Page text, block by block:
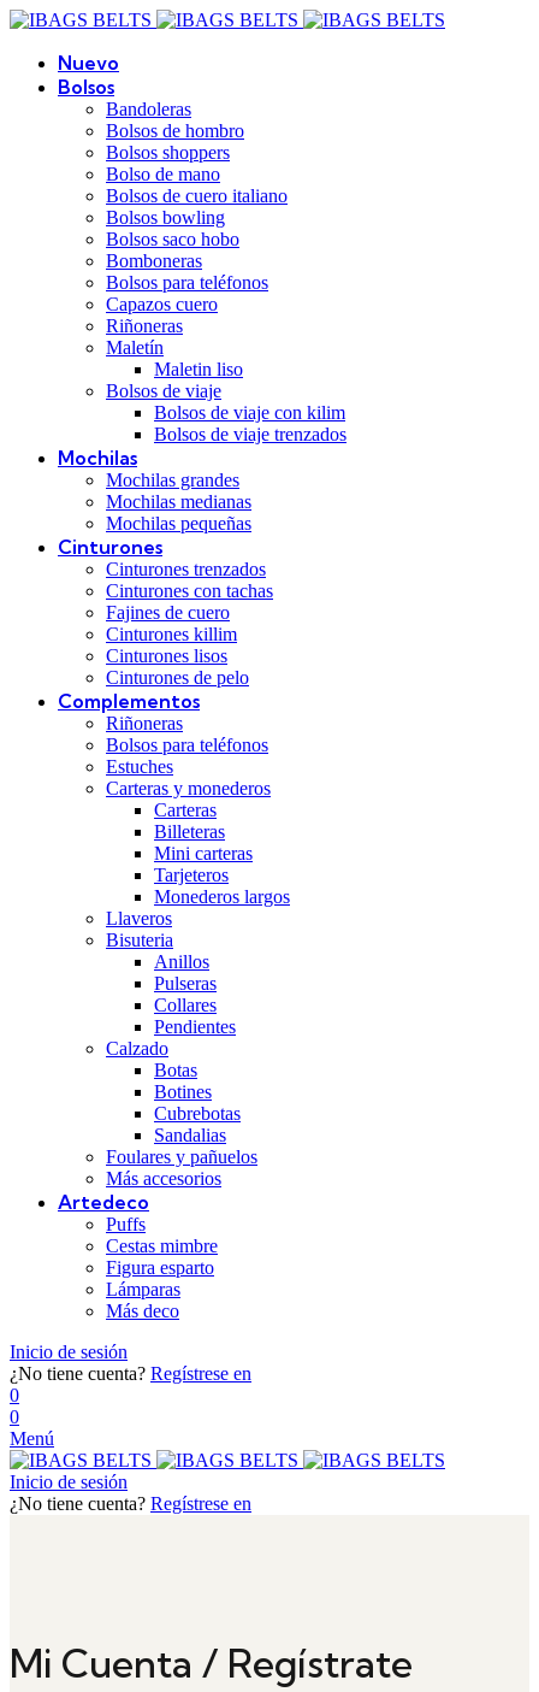
Nuevo
Bolsos
Bandoleras
Bolsos de hombro
Bolsos shoppers
Bolso de mano
Bolsos de cuero italiano
Bolsos bowling
Bolsos saco hobo
Bomboneras
Bolsos para teléfonos
Capazos cuero
Riñoneras
Maletín
Maletin liso
Bolsos de viaje
Bolsos de viaje con kilim
Bolsos de viaje trenzados
Mochilas
Mochilas grandes
Mochilas medianas
Mochilas pequeñas
Cinturones
Cinturones trenzados
Cinturones con tachas
Fajines de cuero
Cinturones killim
Cinturones lisos
Cinturones de pelo
Complementos
Riñoneras
Bolsos para teléfonos
Estuches
Carteras y monederos
Carteras
Billeteras
Mini carteras
Tarjeteros
Monederos largos
Llaveros
Bisuteria
Anillos
Pulseras
Collares
Pendientes
Calzado
Botas
Botines
Cubrebotas
Sandalias
Foulares y pañuelos
Más accesorios
Artedeco
Puffs
Cestas mimbre
Figura esparto
Lámparas
Más deco
Inicio de sesión
¿No tiene cuenta? Regístrese en
0
0
Menú
Inicio de sesión
¿No tiene cuenta? Regístrese en
Mi Cuenta / Regístrate